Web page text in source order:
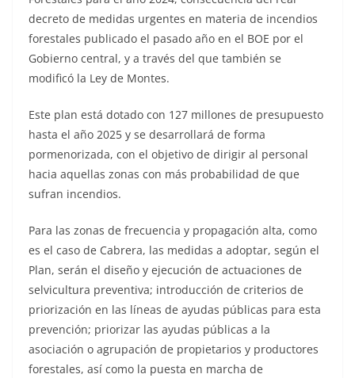
decreto de medidas urgentes en materia de incendios
forestales publicado el pasado año en el BOE por el
Gobierno central, y a través del que también se
modificó la Ley de Montes.
Este plan está dotado con 127 millones de presupuesto
hasta el año 2025 y se desarrollará de forma
pormenorizada, con el objetivo de dirigir al personal
hacia aquellas zonas con más probabilidad de que
sufran incendios.
Para las zonas de frecuencia y propagación alta, como
es el caso de Cabrera, las medidas a adoptar, según el
Plan, serán el diseño y ejecución de actuaciones de
selvicultura preventiva; introducción de criterios de
priorización en las líneas de ayudas públicas para esta
prevención; priorizar las ayudas públicas a la
asociación o agrupación de propietarios y productores
forestales, así como la puesta en marcha de